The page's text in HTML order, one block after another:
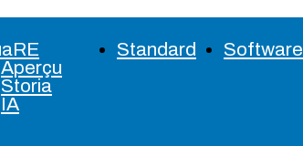
Aperçu
Storia
IA
Standard Software